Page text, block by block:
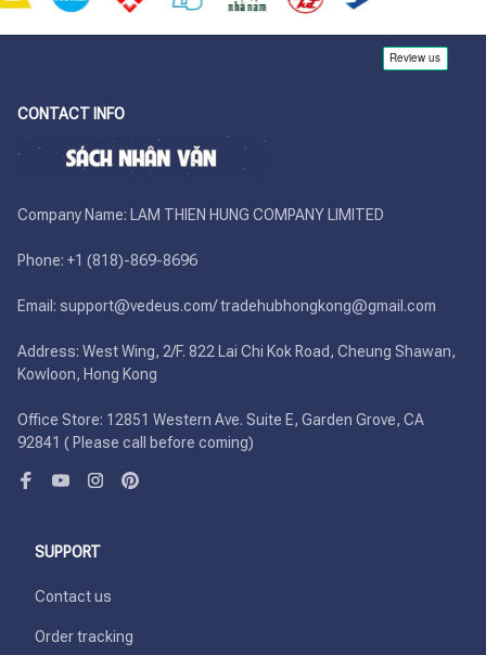
CONTACT INFO
Company Name: LAM THIEN HUNG COMPANY LIMITED
Phone: +1 (818)-869-8696
Email: support@vedeus.com/ tradehubhongkong@gmail.com
Address: West Wing, 2/F. 822 Lai Chi Kok Road, Cheung Shawan,
Kowloon, Hong Kong
Office Store: 12851 Western Ave. Suite E, Garden Grove, CA
92841 ( Please call before coming)
SUPPORT
Contact us
Order tracking